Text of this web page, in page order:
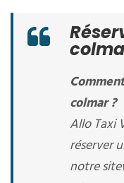
colmar ?
Allo Taxi
réserver
notre